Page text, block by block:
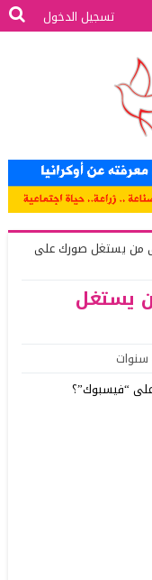
تسجيل الدخول
من يستغل صورك على
يستغل